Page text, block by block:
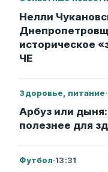
Нелли
историческое
ЧЕ
Здоровье, питание·
Арбуз или
полезнее для
Футбол·13:31